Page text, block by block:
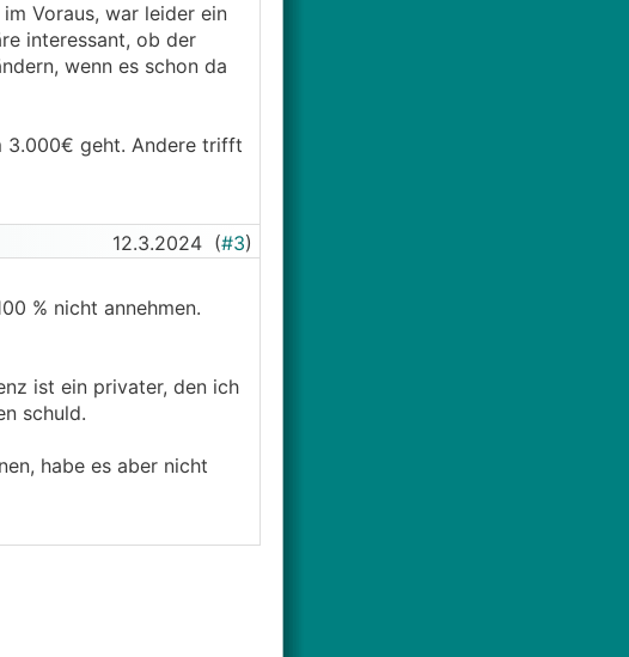
Voraus, war leider ein
interessant, ob der
wenn es schon da
3.000€ geht. Andere trifft
12.3.2024 (#3)
% nicht annehmen.
ist ein privater, den ich
schuld.
habe es aber nicht